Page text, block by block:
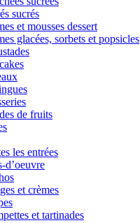
sucrés
et mousses dessert
glacées, sorbets et popsicles
de fruits
les entrées
d’oeuvre
et crèmes
et tartinades